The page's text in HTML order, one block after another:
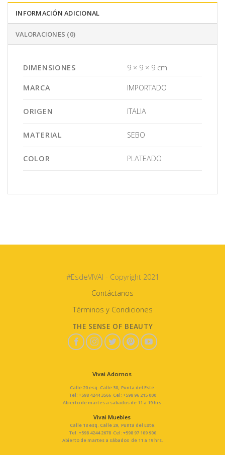
INFORMACIÓN ADICIONAL
VALORACIONES (0)
DIMENSIONES 9 × 9 × 9 cm
MARCA IMPORTADO
ORIGEN ITALIA
MATERIAL SEBO
COLOR PLATEADO
#EsdeVIVAI - Copyright 2021
Contáctanos
Términos y Condiciones
THE SENSE OF BEAUTY
Vivai Adornos
Calle 20 esq. Calle 30, Punta del Este.
Tel: +598 4244 3566 Cel: +598 96 215 000
Abierto de martes a sabados de 11 a 19 hrs.
Vivai Muebles
Calle 18 esq. Calle 29, Punta del Este.
Tel: +598 4244 2678 Cel: +598 97 109 900
Abierto de martes a sábados de 11 a 19 hrs.